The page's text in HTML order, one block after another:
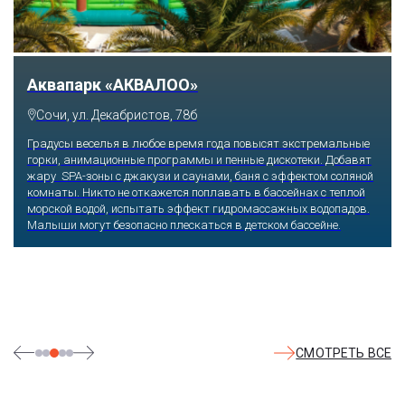
Аквапарк «АКВАЛОО»
Сочи, ул. Декабристов, 78б
Градусы веселья в любое время года повысят экстремальные
горки, анимационные программы и пенные дискотеки. Добавят
жару SPA-зоны с джакузи и саунами, баня с эффектом соляной
комнаты. Никто не откажется поплавать в бассейнах с теплой
морской водой, испытать эффект гидромассажных водопадов.
Малыши могут безопасно плескаться в детском бассейне.
СМОТРЕТЬ ВСЕ